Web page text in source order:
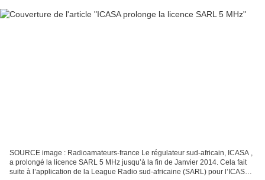
SOURCE image : Radioamateurs-france Le régulateur sud-africain, ICASA ,
a prolongé la licence SARL 5 MHz jusqu’à la fin de Janvier 2014. Cela fait
suite à l’application de la League Radio sud-africaine (SARL) pour l’ICASA